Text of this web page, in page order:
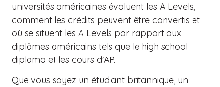
universités américaines évaluent les A Levels,
comment les crédits peuvent être convertis et
où se situent les A Levels par rapport aux
diplômes américains tels que le high school
diploma et les cours d'AP.
Que vous soyez un étudiant britannique, un